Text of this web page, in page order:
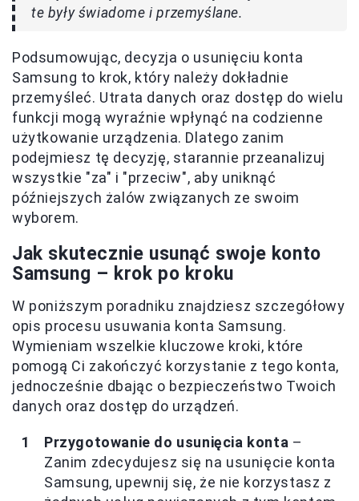
te były świadome i przemyślane.
Podsumowując, decyzja o usunięciu konta
Samsung to krok, który należy dokładnie
przemyśleć. Utrata danych oraz dostęp do wielu
funkcji mogą wyraźnie wpłynąć na codzienne
użytkowanie urządzenia. Dlatego zanim
podejmiesz tę decyzję, starannie przeanalizuj
wszystkie "za" i "przeciw", aby uniknąć
późniejszych żalów związanych ze swoim
wyborem.
Jak skutecznie usunąć swoje konto
Samsung – krok po kroku
W poniższym poradniku znajdziesz szczegółowy
opis procesu usuwania konta Samsung.
Wymieniam wszelkie kluczowe kroki, które
pomogą Ci zakończyć korzystanie z tego konta,
jednocześnie dbając o bezpieczeństwo Twoich
danych oraz dostęp do urządzeń.
Przygotowanie do usunięcia konta –
Zanim zdecydujesz się na usunięcie konta
Samsung, upewnij się, że nie korzystasz z